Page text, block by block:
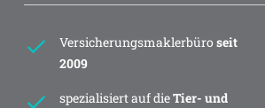
Versicherungsmaklerbüro seit
2009
spezialisiert auf dieTier- und